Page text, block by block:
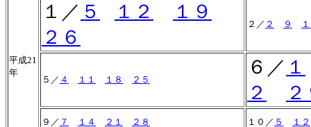
平成21
年
１／ ５ １２
１９
２６
２／ ２ ９
５／ ４ １１ １８ ２５
６／ １
２
９／ ７ １４ ２１ ２８ １０／ ５ １２